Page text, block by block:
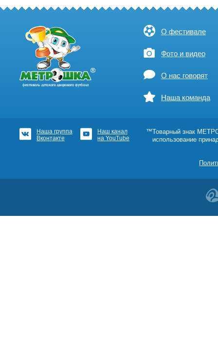
О фестивале
Фото и видео
О нас говорят
Наша команда
Наша группа
Вконтакте
Наш канал
на YouTube
™Товарный знак
использование